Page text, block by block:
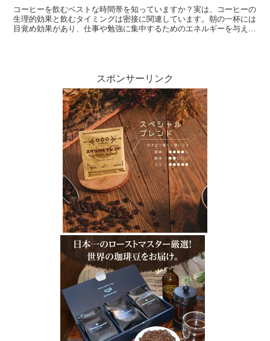
します。
コーヒーを飲むベストな時間帯を知っていますか？実は、コーヒーの
生理的効果と飲むタイミングは密接に関連しています。朝の一杯には
目覚め効果があり、仕事や勉強に集中するためのエネルギーを与えて
スポンサーリンク